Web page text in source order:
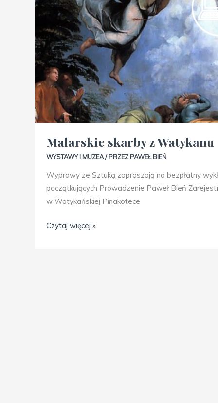
Malarskie skarby z Watykanu
WYSTAWY I MUZEA/ PRZEZ PAWEŁ BIEŃ
Wyprawy ze Sztuką zapraszają na bezpłatny
początkujących Prowadzenie Paweł Bień
w Watykańskiej Pinakotece
Czytaj więcej »